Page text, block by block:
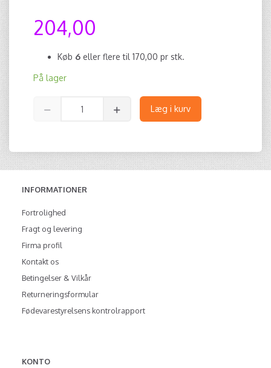
204,00
Køb 6 eller flere til 170,00 pr stk.
På lager
Læg i kurv
INFORMATIONER
Fortrolighed
Fragt og levering
Firma profil
Kontakt os
Betingelser & Vilkår
Returneringsformular
Fødevarestyrelsens kontrolrapport
KONTO